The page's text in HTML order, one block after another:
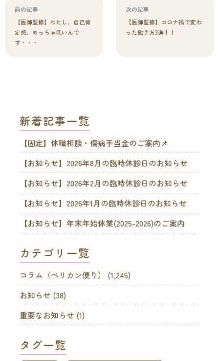
前の記事
【医師監修】わたし、自己肯
定感、めっちゃ低いんで
す・・・
次の記事
【医師監修】コロナ禍で変わ
った働き方3選！！
新着記事一覧
【固定】休職相談・傷病手当金のご案内📌
【お知らせ】2026年8月の臨時休診日のお知らせ
【お知らせ】2026年2月の臨時休診日のお知らせ
【お知らせ】2026年1月の臨時休診日のお知らせ
【お知らせ】年末年始休業(2025-2026)のご案内
カテゴリ一覧
コラム（ペリカン便り）
(1,245)
お知らせ (38)
重要なお知らせ (1)
タグ一覧